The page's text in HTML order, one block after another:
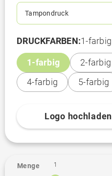
Tampondruck
DRUCKFARBEN:1-farbig
1-farbig 2-farbig
4-farbig
5-farbig
Logo hochladen
Menge 1